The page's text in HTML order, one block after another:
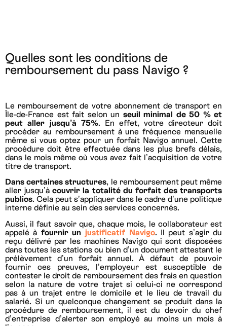
Quelles sont les conditions de
remboursement du pass Navigo ?
Le remboursement de votre abonnement de transport en
Île-de-France est fait selon un seuil minimal de 50 % et
peut aller jusqu’à 75%. En effet, votre directeur doit
procéder au remboursement à une fréquence mensuelle
même si vous optez pour un forfait Navigo annuel. Cette
procédure doit être effectuée dans les plus brefs délais,
dans le mois même où vous avez fait l’acquisition de votre
titre de transport.
Dans certaines structures, le remboursement peut même
aller jusqu’àcouvrir la totalité du forfait des transports
publics. Cela peut s’appliquer dans le cadre d’une politique
interne définie au sein des services concernés.
Aussi, il faut savoir que, chaque mois, le collaborateur est
appelé à fournir un justificatif Navigo. Il peut s’agir du
reçu délivré par les machines Navigo qui sont disposées
dans toutes les stations ou bien d’un document attestant le
prélèvement d’un forfait annuel. À défaut de pouvoir
fournir ces preuves, l’employeur est susceptible de
contester le droit de remboursement des frais en question
selon la nature de votre trajet si celui-ci ne correspond
pas à un trajet entre le domicile et le lieu de travail du
salarié. Si un quelconque changement se produit dans la
procédure de remboursement, il est du devoir du chef
d’entreprise d’alerter son employé au moins un mois à